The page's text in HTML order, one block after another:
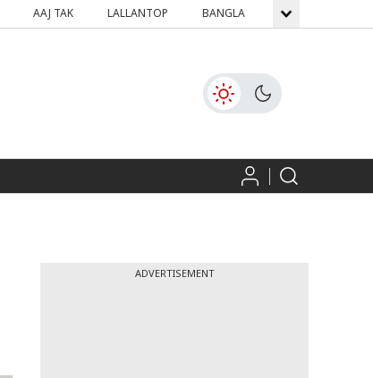
AAJ TAK LALLANTOP BANGLA GNTTV
ADVERTISEMENT